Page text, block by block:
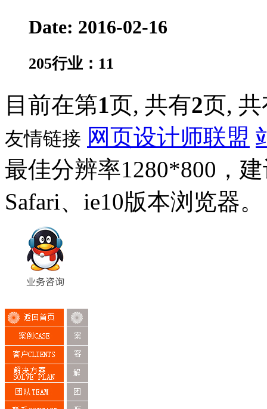
Date: 2016-02-16
205行业： 11
目前在第1页, 共有2页, 共
友情链接 网页设计师联盟
最佳分辨率1280*800，
Safari、ie10版本浏览器。